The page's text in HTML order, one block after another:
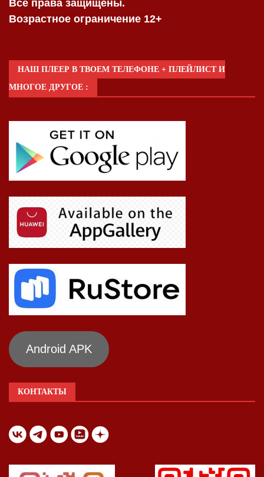
Все права защищены.
Возрастное ограничение 12+
НАШ ПЛЕЕР В ТВОЕМ ТЕЛЕФОНЕ + ПЛЕЙЛИСТ И
МНОГОЕ ДРУГОЕ :
Android APK
КОНТАКТЫ